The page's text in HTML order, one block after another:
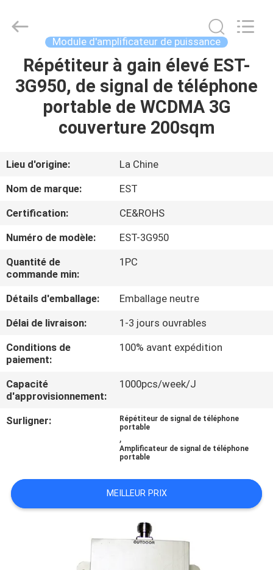
MAISON
PRODUITS
VIDÉOS
SUJET
DE
NOUS
VISITE
DE
L'USINE
CONTRÔLE
DE
QUALITÉ
NOUS
EASTLONGE
ELECTRONICS(HK)
Reserved.
Module d'amplificateur de puissance
Répétiteur à gain élevé EST-
3G950, de signal de téléphone
portable de WCDMA 3G
couverture 200sqm
Lieu d'origine:
La Chine
Nom de marque:
EST
Certification:
CE&ROHS
Numéro de modèle:
EST-3G950
Quantité de
commande min:
1PC
Détails d'emballage:
Emballage neutre
Délai de livraison:
1-3 jours ouvrables
Conditions de
paiement:
100% avant expédition
Capacité
d'approvisionnement:
1000pcs/week/J
Surligner:
Répétiteur de signal de téléphone
portable
,
Amplificateur de signal de téléphone
portable
MEILLEUR PRIX